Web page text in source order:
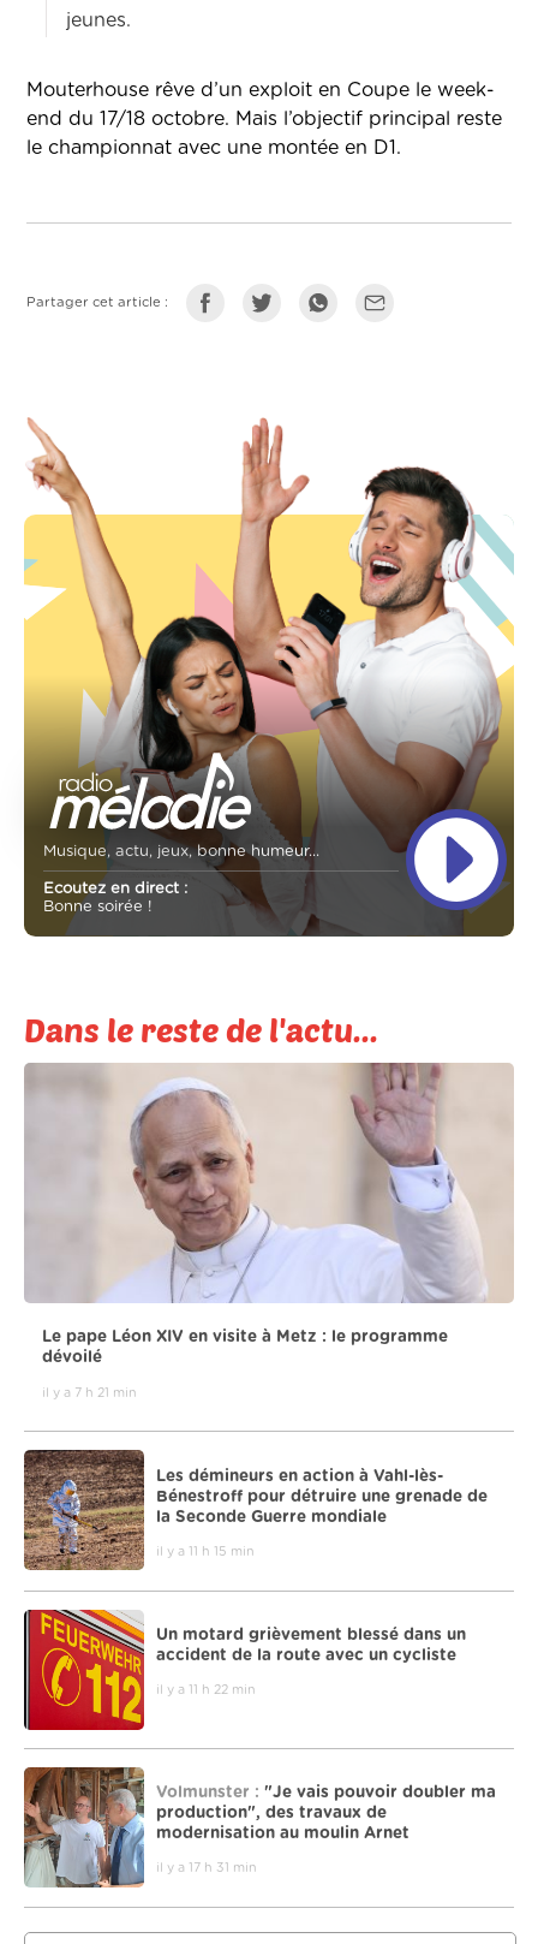
jeunes.
Mouterhouse rêve d’un exploit en Coupe le week-
end du 17/18 octobre. Mais l’objectif principal reste
le championnat avec une montée en D1.
Partager cet article :
Musique, actu, jeux, bonne humeur...
Ecoutez en direct :
Bonne soirée !
Dans le reste de l'actu...
Le pape Léon XIV en visite à Metz : le programme
dévoilé
il y a 7 h 21 min
Les démineurs en action à Vahl-lès-
Bénestroff pour détruire une grenade de
la Seconde Guerre mondiale
il y a 11 h 15 min
Un motard grièvement blessé dans un
accident de la route avec un cycliste
il y a 11 h 22 min
Volmunster : "Je vais pouvoir doubler ma
production", des travaux de
modernisation au moulin Arnet
il y a 17 h 31 min